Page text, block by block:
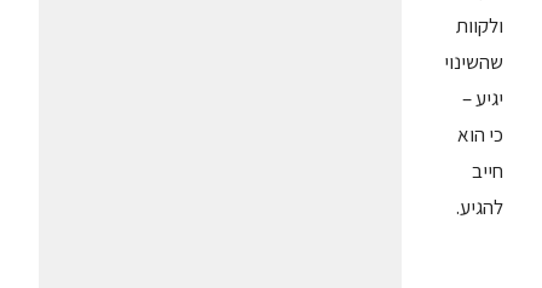
ולקוות
שהשינוי
יגיע –
כי הוא
חייב
להגיע.